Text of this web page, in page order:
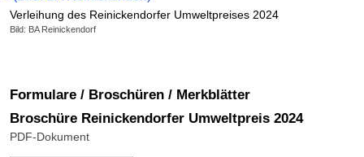
Verleihung des Reinickendorfer Umweltpreises 2024
Bild: BA Reinickendorf
Formulare / Broschüren / Merkblätter
Broschüre Reinickendorfer Umweltpreis 2024
PDF-Dokument